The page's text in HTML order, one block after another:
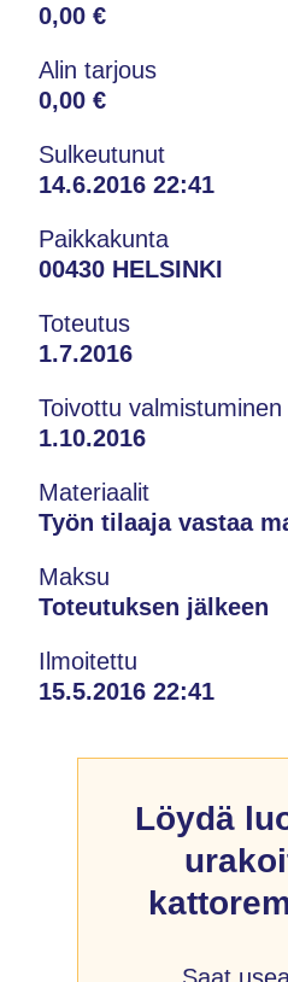
0,00 €
Alin tarjous
0,00 €
Sulkeutunut
14.6.2016 22:41
Paikkakunta
00430 HELSINKI
Toteutus
1.7.2016
Toivottu valmistuminen
1.10.2016
Materiaalit
Työn tilaaja vastaa
Maksu
Toteutuksen jälkeen
Ilmoitettu
15.5.2016 22:41
Löydä
Saat